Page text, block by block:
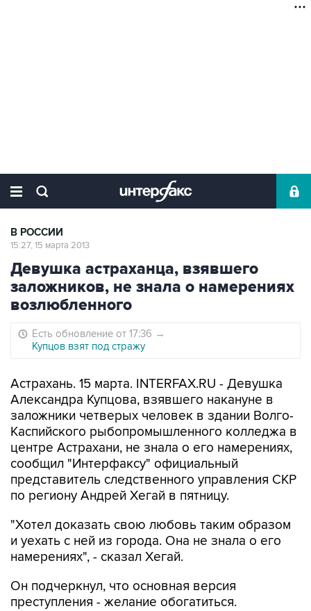
В РОССИИ
15:27, 15 марта 2013
Девушка астраханца, взявшего
заложников, не знала о намерениях
возлюбленного
Есть обновление от 17:36 →
Купцов взят под стражу
Астрахань. 15 марта. INTERFAX.RU - Девушка
Александра Купцова, взявшего накануне в
заложники четверых человек в здании Волго-
Каспийского рыбопромышленного колледжа в
центре Астрахани, не знала о его намерениях,
сообщил "Интерфаксу" официальный
представитель следственного управления СКР
по региону Андрей Хегай в пятницу.
"Хотел доказать свою любовь таким образом
и уехать с ней из города. Она не знала о его
намерениях", - сказал Хегай.
Он подчеркнул, что основная версия
преступления - желание обогатиться.